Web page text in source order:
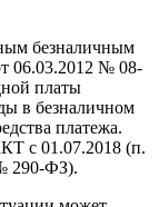
безналичным
06.03.2012 № 08-
платы
в безналичном
платежа.
с 01.07.2018 (п.
290-ФЗ).